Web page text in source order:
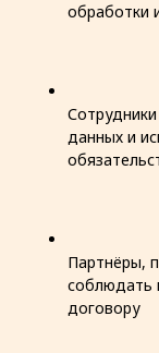
обработки
данных и
Партнёры,
соблюдать
договору